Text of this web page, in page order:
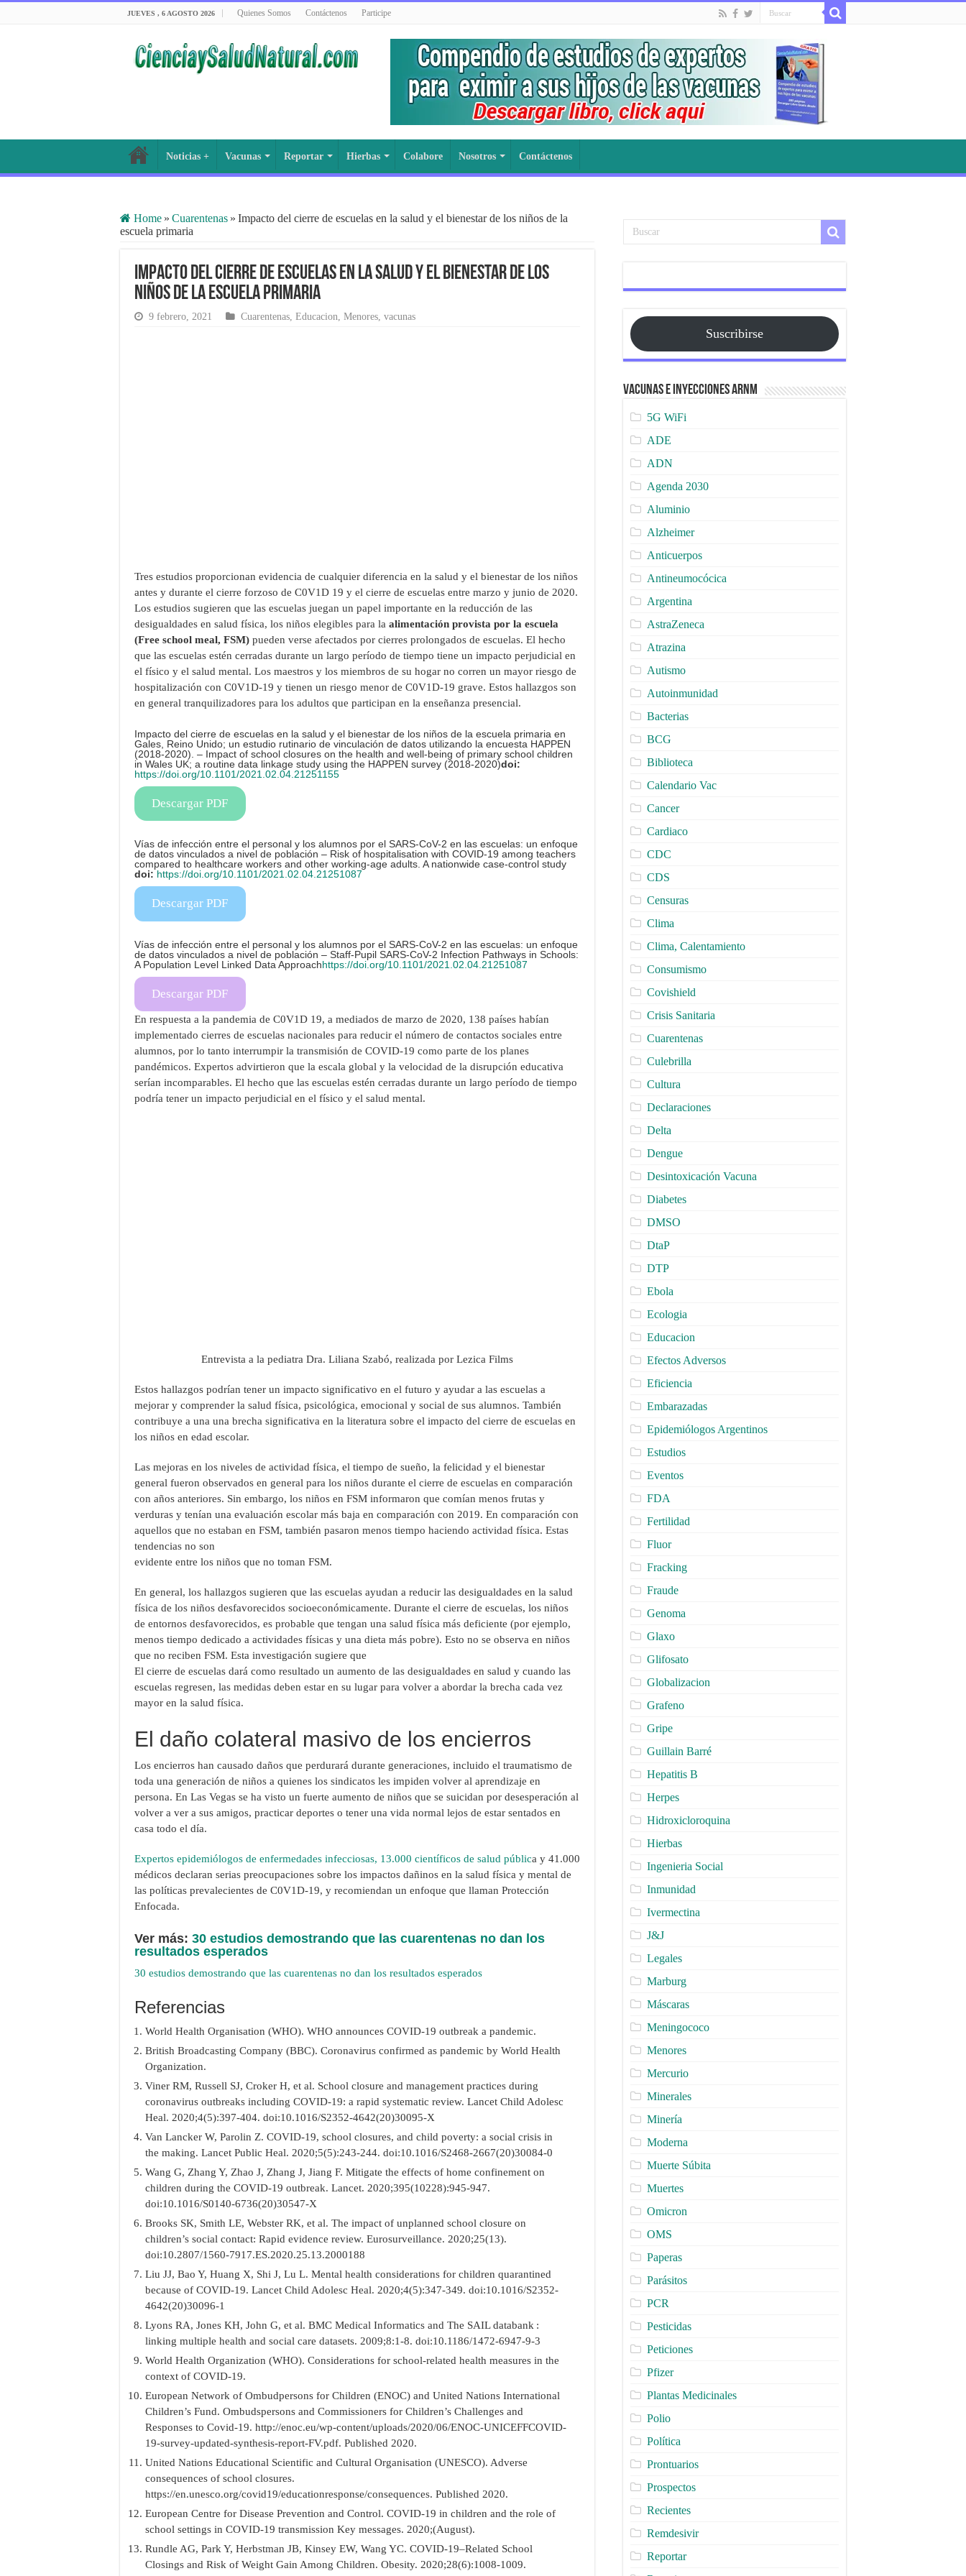
JUEVES , 6 AGOSTO 2026 Quienes Somos Contáctenos Participe
Noticias + Vacunas Reportar Hierbas Colabore Nosotros Contáctenos
Home » Cuarentenas » Impacto del cierre de escuelas en la salud y el bienestar de los niños de la
escuela primaria
Impacto del cierre de escuelas en la salud y el bienestar de los
niños de la escuela primaria
9 febrero, 2021 Cuarentenas, Educacion, Menores, vacunas
Tres estudios proporcionan evidencia de cualquier diferencia en la salud y el bienestar de los niños
antes y durante el cierre forzoso de C0V1D 19 y el cierre de escuelas entre marzo y junio de 2020.
Los estudios sugieren que las escuelas juegan un papel importante en la reducción de las
desigualdades en salud física, los niños elegibles para la alimentación provista por la escuela
(Free school meal, FSM) pueden verse afectados por cierres prolongados de escuelas. El hecho
que las escuelas estén cerradas durante un largo período de tiempo tiene un impacto perjudicial en
el físico y el salud mental. Los maestros y los miembros de su hogar no corren un mayor riesgo de
hospitalización con C0V1D-19 y tienen un riesgo menor de C0V1D-19 grave. Estos hallazgos son
en general tranquilizadores para los adultos que participan en la enseñanza presencial.
Impacto del cierre de escuelas en la salud y el bienestar de los niños de la escuela primaria en
Gales, Reino Unido; un estudio rutinario de vinculación de datos utilizando la encuesta HAPPEN
(2018-2020). – Impact of school closures on the health and well-being of primary school children
in Wales UK; a routine data linkage study using the HAPPEN survey (2018-2020)doi:
https://doi.org/10.1101/2021.02.04.21251155
Descargar PDF
Vías de infección entre el personal y los alumnos por el SARS-CoV-2 en las escuelas: un enfoque
de datos vinculados a nivel de población – Risk of hospitalisation with COVID-19 among teachers
compared to healthcare workers and other working-age adults. A nationwide case-control study
doi: https://doi.org/10.1101/2021.02.04.21251087
Descargar PDF
Vías de infección entre el personal y los alumnos por el SARS-CoV-2 en las escuelas: un enfoque
de datos vinculados a nivel de población – Staff-Pupil SARS-CoV-2 Infection Pathways in Schools:
A Population Level Linked Data Approachhttps://doi.org/10.1101/2021.02.04.21251087
Descargar PDF
En respuesta a la pandemia de C0V1D 19, a mediados de marzo de 2020, 138 países habían
implementado cierres de escuelas nacionales para reducir el número de contactos sociales entre
alumnos, por lo tanto interrumpir la transmisión de COVID-19 como parte de los planes
pandémicos. Expertos advirtieron que la escala global y la velocidad de la disrupción educativa
serían incomparables. El hecho que las escuelas estén cerradas durante un largo período de tiempo
podría tener un impacto perjudicial en el físico y el salud mental.
Entrevista a la pediatra Dra. Liliana Szabó, realizada por Lezica Films
Estos hallazgos podrían tener un impacto significativo en el futuro y ayudar a las escuelas a
mejorar y comprender la salud física, psicológica, emocional y social de sus alumnos. También
contribuye a una una brecha significativa en la literatura sobre el impacto del cierre de escuelas en
los niños en edad escolar.
Las mejoras en los niveles de actividad física, el tiempo de sueño, la felicidad y el bienestar
general fueron observados en general para los niños durante el cierre de escuelas en comparación
con años anteriores. Sin embargo, los niños en FSM informaron que comían menos frutas y
verduras y tenían una evaluación escolar más baja en comparación con 2019. En comparación con
aquellos que no estaban en FSM, también pasaron menos tiempo haciendo actividad física. Estas
tendencias no son
evidente entre los niños que no toman FSM.
En general, los hallazgos sugieren que las escuelas ayudan a reducir las desigualdades en la salud
física de los niños desfavorecidos socioeconómicamente. Durante el cierre de escuelas, los niños
de entornos desfavorecidos, es probable que tengan una salud física más deficiente (por ejemplo,
menos tiempo dedicado a actividades físicas y una dieta más pobre). Esto no se observa en niños
que no reciben FSM. Esta investigación sugiere que
El cierre de escuelas dará como resultado un aumento de las desigualdades en salud y cuando las
escuelas regresen, las medidas deben estar en su lugar para volver a abordar la brecha cada vez
mayor en la salud física.
El daño colateral masivo de los encierros
Los encierros han causado daños que perdurará durante generaciones, incluido el traumatismo de
toda una generación de niños a quienes los sindicatos les impiden volver al aprendizaje en
persona. En Las Vegas se ha visto un fuerte aumento de niños que se suicidan por desesperación al
volver a ver a sus amigos, practicar deportes o tener una vida normal lejos de estar sentados en
casa todo el día.
Expertos epidemiólogos de enfermedades infecciosas, 13.000 científicos de salud pública y 41.000
médicos declaran serias preocupaciones sobre los impactos dañinos en la salud física y mental de
las políticas prevalecientes de C0V1D-19, y recomiendan un enfoque que llaman Protección
Enfocada.
Ver más: 30 estudios demostrando que las cuarentenas no dan los
resultados esperados
30 estudios demostrando que las cuarentenas no dan los resultados esperados
Referencias
World Health Organisation (WHO). WHO announces COVID-19 outbreak a pandemic.
British Broadcasting Company (BBC). Coronavirus confirmed as pandemic by World Health
Organization.
Viner RM, Russell SJ, Croker H, et al. School closure and management practices during
coronavirus outbreaks including COVID-19: a rapid systematic review. Lancet Child Adolesc
Heal. 2020;4(5):397-404. doi:10.1016/S2352-4642(20)30095-X
Van Lancker W, Parolin Z. COVID-19, school closures, and child poverty: a social crisis in
the making. Lancet Public Heal. 2020;5(5):243-244. doi:10.1016/S2468-2667(20)30084-0
Wang G, Zhang Y, Zhao J, Zhang J, Jiang F. Mitigate the effects of home confinement on
children during the COVID-19 outbreak. Lancet. 2020;395(10228):945-947.
doi:10.1016/S0140-6736(20)30547-X
Brooks SK, Smith LE, Webster RK, et al. The impact of unplanned school closure on
children’s social contact: Rapid evidence review. Eurosurveillance. 2020;25(13).
doi:10.2807/1560-7917.ES.2020.25.13.2000188
Liu JJ, Bao Y, Huang X, Shi J, Lu L. Mental health considerations for children quarantined
because of COVID-19. Lancet Child Adolesc Heal. 2020;4(5):347-349. doi:10.1016/S2352-
4642(20)30096-1
Lyons RA, Jones KH, John G, et al. BMC Medical Informatics and The SAIL databank :
linking multiple health and social care datasets. 2009;8:1-8. doi:10.1186/1472-6947-9-3
World Health Organization (WHO). Considerations for school-related health measures in the
context of COVID-19.
European Network of Ombudpersons for Children (ENOC) and United Nations International
Children’s Fund. Ombudspersons and Commissioners for Children’s Challenges and
Responses to Covid-19. http://enoc.eu/wp-content/uploads/2020/06/ENOC-UNICEFFCOVID-
19-survey-updated-synthesis-report-FV.pdf. Published 2020.
United Nations Educational Scientific and Cultural Organisation (UNESCO). Adverse
consequences of school closures.
https://en.unesco.org/covid19/educationresponse/consequences. Published 2020.
European Centre for Disease Prevention and Control. COVID-19 in children and the role of
school settings in COVID-19 transmission Key messages. 2020;(August).
Rundle AG, Park Y, Herbstman JB, Kinsey EW, Wang YC. COVID-19–Related School
Closings and Risk of Weight Gain Among Children. Obesity. 2020;28(6):1008-1009.
Suscribirse
Vacunas e Inyecciones ARNm
5G WiFi
ADE
ADN
Agenda 2030
Aluminio
Alzheimer
Anticuerpos
Antineumocócica
Argentina
AstraZeneca
Atrazina
Autismo
Autoinmunidad
Bacterias
BCG
Biblioteca
Calendario Vac
Cancer
Cardiaco
CDC
CDS
Censuras
Clima
Clima, Calentamiento
Consumismo
Covishield
Crisis Sanitaria
Cuarentenas
Culebrilla
Cultura
Declaraciones
Delta
Dengue
Desintoxicación Vacuna
Diabetes
DMSO
DtaP
DTP
Ebola
Ecologia
Educacion
Efectos Adversos
Eficiencia
Embarazadas
Epidemiólogos Argentinos
Estudios
Eventos
FDA
Fertilidad
Fluor
Fracking
Fraude
Genoma
Glaxo
Glifosato
Globalizacion
Grafeno
Gripe
Guillain Barré
Hepatitis B
Herpes
Hidroxicloroquina
Hierbas
Ingenieria Social
Inmunidad
Ivermectina
J&J
Legales
Marburg
Máscaras
Meningococo
Menores
Mercurio
Minerales
Minería
Moderna
Muerte Súbita
Muertes
Omicron
OMS
Paperas
Parásitos
PCR
Pesticidas
Peticiones
Pfizer
Plantas Medicinales
Polio
Política
Prontuarios
Prospectos
Recientes
Remdesivir
Reportar